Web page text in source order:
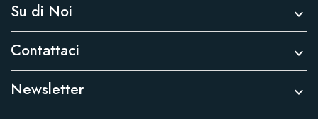
Su di Noi 
Contattaci 
Newsletter 